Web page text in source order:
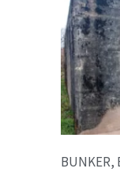
BUNKER,